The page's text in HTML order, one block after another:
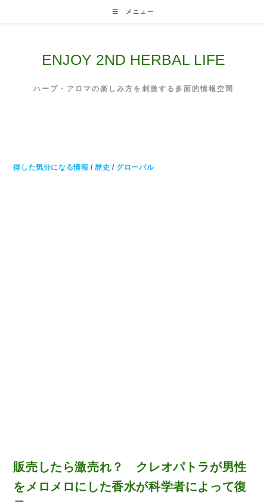
メニュー
ENJOY 2ND HERBAL LIFE
ハーブ・アロマの楽しみ方を刺激する多面的情報空間
得した気分になる情報 /歴史 / グローバル
販売したら激売れ？ クレオパトラが男性
をメロメロにした香水が科学者によって復